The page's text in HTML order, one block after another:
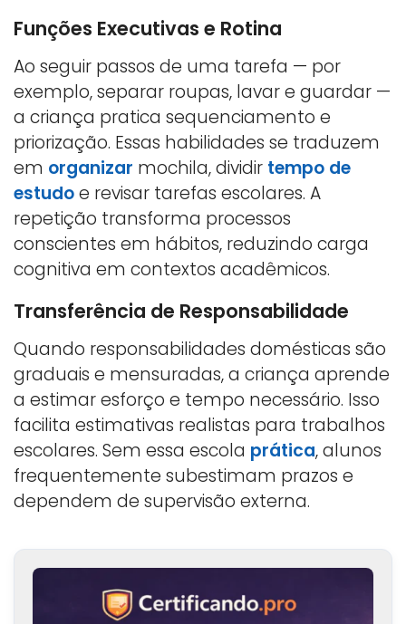
Funções Executivas e Rotina
Ao seguir passos de uma tarefa — por
exemplo, separar roupas, lavar e guardar —
a criança pratica sequenciamento e
priorização. Essas habilidades se traduzem
em organizar mochila, dividir tempo de
estudoe revisar tarefas escolares. A
repetição transforma processos
conscientes em hábitos, reduzindo carga
cognitiva em contextos acadêmicos.
Transferência de Responsabilidade
Quando responsabilidades domésticas são
graduais e mensuradas, a criança aprende
a estimar esforço e tempo necessário. Isso
facilita estimativas realistas para trabalhos
escolares. Sem essa escola prática, alunos
frequentemente subestimam prazos e
dependem de supervisão externa.